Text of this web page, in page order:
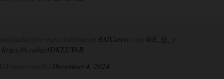
#AlCierre @E_Q_
https://t.co/az4DKEUYbB
December 4, 2024